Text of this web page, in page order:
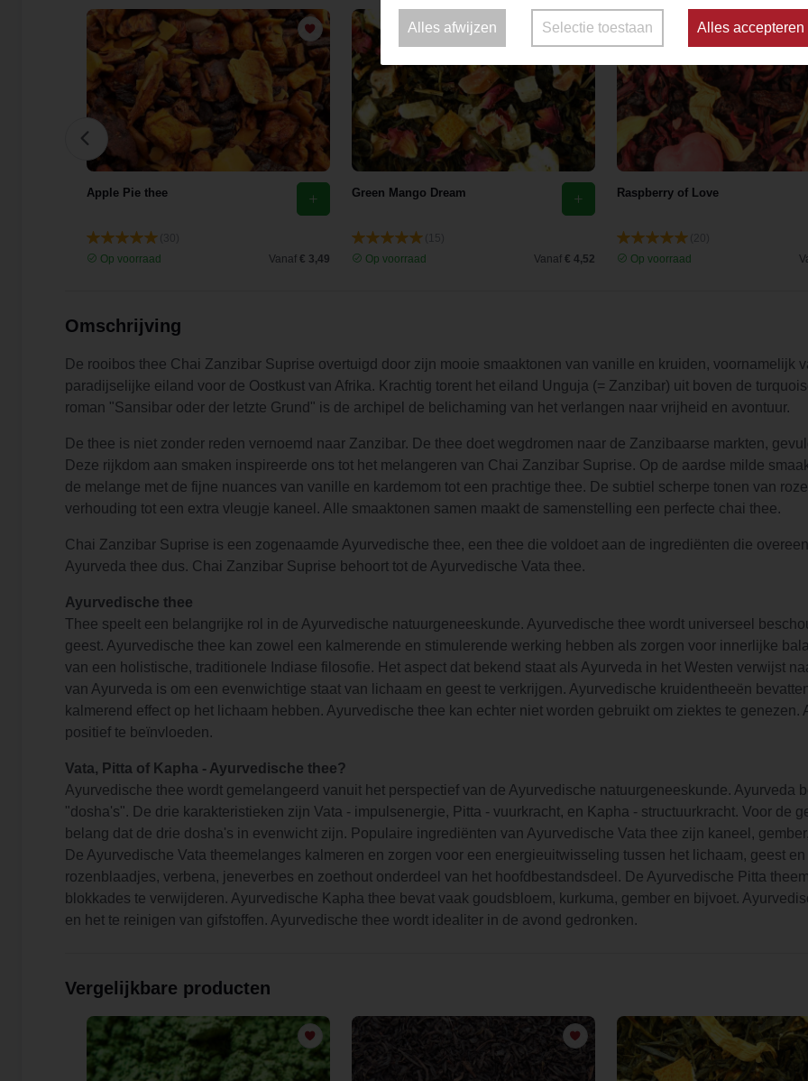
Apple Pie thee
Op voorraad
Vanaf € 3,49
Green Mango Dream
Op voorraad
Vanaf € 4,52
Raspberry of Love
Op voorraad
Omschrijving
De rooibos thee Chai Zanzibar Suprise overtuigd door zijn mooie smaaktonen van vanille en kruiden, voornamelijk
paradijselijke eiland voor de Oostkust van Afrika. Krachtig torent het eiland Unguja (= Zanzibar) uit boven de
roman "Sansibar oder der letzte Grund" is de archipel de belichaming van het verlangen naar vrijheid en avontuur.
De thee is niet zonder reden vernoemd naar Zanzibar. De thee doet wegdromen naar de Zanzibaarse markten,
Deze rijkdom aan smaken inspireerde ons tot het melangeren van Chai Zanzibar Suprise. Op de aardse milde
de melange met de fijne nuances van vanille en kardemom tot een prachtige thee. De subtiel scherpe tonen van
verhouding tot een extra vleugje kaneel. Alle smaaktonen samen maakt de samenstelling een perfecte chai thee.
Chai Zanzibar Suprise is een zogenaamde Ayurvedische thee, een thee die voldoet aan de ingrediënten die
Ayurveda thee dus. Chai Zanzibar Suprise behoort tot de Ayurvedische Vata thee.
Ayurvedische thee
Thee speelt een belangrijke rol in de Ayurvedische natuurgeneeskunde. Ayurvedische thee wordt universeel
geest. Ayurvedische thee kan zowel een kalmerende en stimulerende werking hebben als zorgen voor innerlijke
van een holistische, traditionele Indiase filosofie. Het aspect dat bekend staat als Ayurveda in het Westen verwijst
van Ayurveda is om een ​​evenwichtige staat van lichaam en geest te verkrijgen. Ayurvedische kruidentheeën
kalmerend effect op het lichaam hebben. Ayurvedische thee kan echter niet worden gebruikt om ziektes te
positief te beïnvloeden.
Vata, Pitta of Kapha - Ayurvedische thee?
Ayurvedische thee wordt gemelangeerd vanuit het perspectief van de Ayurvedische natuurgeneeskunde. Ayurveda
"dosha's". De drie karakteristieken zijn Vata - impulsenergie, Pitta - vuurkracht, en Kapha - structuurkracht. Voor de
belang dat de drie dosha's in evenwicht zijn. Populaire ingrediënten van Ayurvedische Vata thee zijn kaneel,
De Ayurvedische Vata theemelanges kalmeren en zorgen voor een energieuitwisseling tussen het lichaam, geest
rozenblaadjes, verbena, jeneverbes en zoethout onderdeel van het hoofdbestandsdeel. De Ayurvedische Pitta
blokkades te verwijderen. Ayurvedische Kapha thee bevat vaak goudsbloem, kurkuma, gember en bijvoet.
en het te reinigen van gifstoffen. Ayurvedische thee wordt idealiter in de avond gedronken.
Vergelijkbare producten
Alles afwijzen Selectie toestaan Alles accepteren